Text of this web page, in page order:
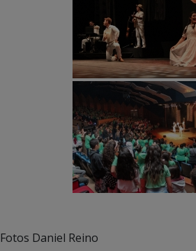
Fotos Daniel Reino